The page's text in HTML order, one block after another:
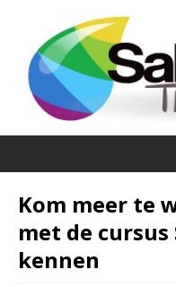
Kom meer te
met de
kennen